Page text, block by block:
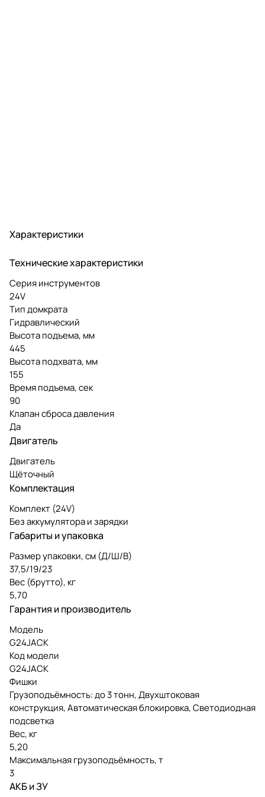
Характеристики
Технические характеристики
Серия инструментов
24V
Тип домкрата
Гидравлический
Высота подъема, мм
445
Высота подхвата, мм
155
Время подъема, сек
90
Клапан сброса давления
Да
Двигатель
Двигатель
Щёточный
Комплектация
Комплект (24V)
Без аккумулятора и зарядки
Габариты и упаковка
Размер упаковки, см (Д/Ш/В)
37,5/19/23
Вес (брутто), кг
5,70
Гарантия и производитель
Модель
G24JACK
Код модели
G24JACK
Фишки
Грузоподъёмность: до 3 тонн, Двухштоковая
конструкция, Автоматическая блокировка, Светодиодная
подсветка
Вес, кг
5,20
Максимальная грузоподъёмность, т
3
АКБ и ЗУ